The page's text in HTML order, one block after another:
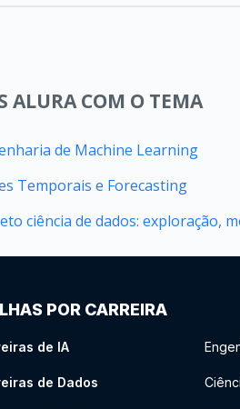
ALURA COM O TEMA
de Machine Learning
Temporais e Forecasting
ciência de dados: exploração,
POR CARREIRA
de IA
de Dados